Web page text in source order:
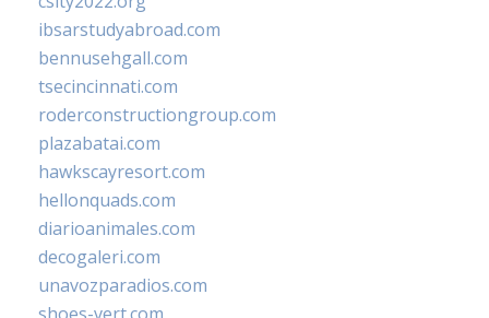
ibsarstudyabroad.com
bennusehgall.com
tsecincinnati.com
roderconstructiongroup.com
plazabatai.com
hawkscayresort.com
hellonquads.com
diarioanimales.com
decogaleri.com
unavozparadios.com